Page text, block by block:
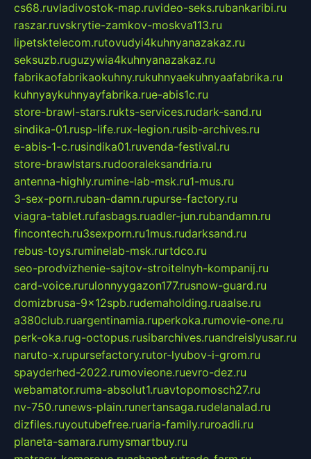
cs68.ruvladivostok-map.ruvideo-seks.rubankaribi.ru
raszar.ruvskrytie-zamkov-moskva113.ru
lipetsktelecom.rutovudyi4kuhnyanazakaz.ru
seksuzb.ruguzywia4kuhnyanazakaz.ru
fabrikaofabrikaokuhny.rukuhnyaekuhnyaafabrika.ru
kuhnyaykuhnyayfabrika.rue-abis1c.ru
store-brawl-stars.rukts-services.rudark-sand.ru
sindika-01.rusp-life.rux-legion.rusib-archives.ru
e-abis-1-c.rusindika01.ruvenda-festival.ru
store-brawlstars.rudooraleksandria.ru
antenna-highly.rumine-lab-msk.ru1-mus.ru
3-sex-porn.ruban-damn.rupurse-factory.ru
viagra-tablet.rufasbags.ruadler-jun.rubandamn.ru
fincontech.ru3sexporn.ru1mus.rudarksand.ru
rebus-toys.ruminelab-msk.rurtdco.ru
seo-prodvizhenie-sajtov-stroitelnyh-kompanij.ru
card-voice.rurulonnyygazon177.rusnow-guard.ru
domizbrusa-9x12spb.rudemaholding.ruaalse.ru
a380club.ruargentinamia.ruperkoka.rumovie-one.ru
perk-oka.rug-octopus.rusibarchives.ruandreislyusar.ru
naruto-x.rupursefactory.rutor-lyubov-i-grom.ru
spayderhed-2022.rumovieone.ruevro-dez.ru
webamator.ruma-absolut1.ruavtopomosch27.ru
nv-750.runews-plain.runertansaga.rudelanalad.ru
dizfiles.ruyoutubefree.ruaria-family.ruroadli.ru
planeta-samara.rumysmartbuy.ru